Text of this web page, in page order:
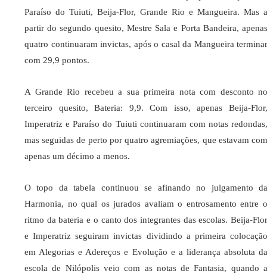
Paraíso do Tuiuti, Beija-Flor, Grande Rio e Mangueira. Mas a
partir do segundo quesito, Mestre Sala e Porta Bandeira, apenas
quatro continuaram invictas, após o casal da Mangueira terminar
com 29,9 pontos.
A Grande Rio recebeu a sua primeira nota com desconto no
terceiro quesito, Bateria: 9,9. Com isso, apenas Beija-Flor,
Imperatriz e Paraíso do Tuiuti continuaram com notas redondas,
mas seguidas de perto por quatro agremiações, que estavam com
apenas um décimo a menos.
O topo da tabela continuou se afinando no julgamento da
Harmonia, no qual os jurados avaliam o entrosamento entre o
ritmo da bateria e o canto dos integrantes das escolas. Beija-Flor
e Imperatriz seguiram invictas dividindo a primeira colocação
em Alegorias e Adereços e Evolução e a liderança absoluta da
escola de Nilópolis veio com as notas de Fantasia, quando a